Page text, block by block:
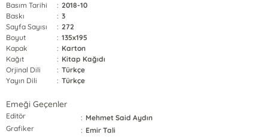
Basım Tarihi
: 2018-10
Baskı
: 3
Sayfa Sayısı
: 272
Boyut
: 135x195
Kapak
: Karton
Kağıt
: Kitap Kağıdı
Orjinal Dili
: Türkçe
Yayın Dili
: Türkçe
Emeği Geçenler
Editör : Mehmet Said Aydın
Grafiker
: Emir Tali